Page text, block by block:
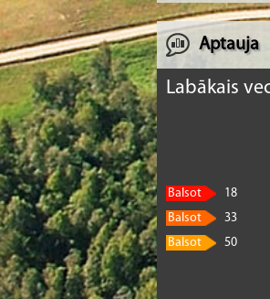
Aptauja
Labākais
Balsot
18
Balsot
33
Balsot
50